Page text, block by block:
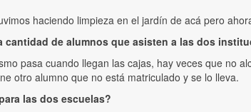
haciendo limpieza en el jardín de acá pero
cantidad de alumnos que asisten a las dos
pasa cuando llegan las cajas, hay veces que no
otro alumno que no está matriculado y se lo lleva.
las dos escuelas?